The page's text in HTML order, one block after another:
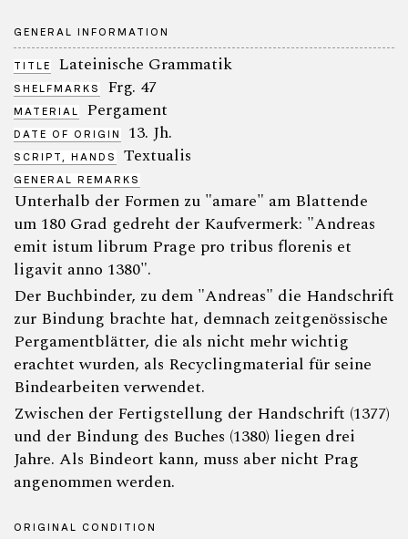
GENERAL INFORMATION
TITLE Lateinische Grammatik
SHELFMARKS Frg. 47
MATERIAL Pergament
DATE OF ORIGIN 13. Jh.
SCRIPT, HANDS Textualis
GENERAL REMARKS
Unterhalb der Formen zu "amare" am Blattende
um 180 Grad gedreht der Kaufvermerk: "Andreas
emit istum librum Prage pro tribus florenis et
ligavit anno 1380".
Der Buchbinder, zu dem "Andreas" die Handschrift
zur Bindung brachte hat, demnach zeitgenössische
Pergamentblätter, die als nicht mehr wichtig
erachtet wurden, als Recyclingmaterial für seine
Bindearbeiten verwendet.
Zwischen der Fertigstellung der Handschrift (1377)
und der Bindung des Buches (1380) liegen drei
Jahre. Als Bindeort kann, muss aber nicht Prag
angenommen werden.
ORIGINAL CONDITION